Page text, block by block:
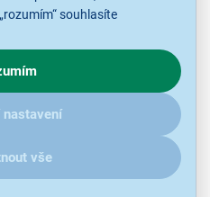
souhlasíte
cílených reklam. Pokud vás
a dalšími údaji pracujeme,
nastavení
vše